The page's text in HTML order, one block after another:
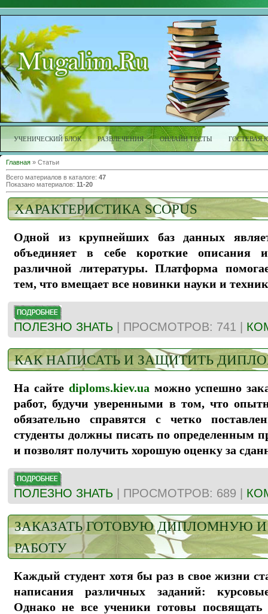
УЧЕНИЧЕСКИЙ БЛОК РАЗВЛЕЧЕНИЯ ОНЛАЙН ТЕСТЫ ГОСТЕВАЯ
Главная » Статьи
Всего материалов в каталоге: 47
Показано материалов: 11-20
ХАРАКТЕРИСТИКА SCOPUS
Одной из крупнейших баз данных
объединяет в себе короткие описания
различной литературы. Платформа
тем, что вмещает все новинки науки и
ПОЛЕЗНО ЗНАТЬ | ПРОСМОТРОВ: 741 |
КАК НАПИСАТЬ И ЗАЩИТИТЬ
На сайтеdiploms.kiev.ua можно успешно
работ, будучи уверенными в том, что
обязательно справятся с четко
студенты должны писать по определенным
и позволят получить хорошую оценку за
ПОЛЕЗНО ЗНАТЬ | ПРОСМОТРОВ: 689 |
ЗАКАЗАТЬ ГОТОВУЮ ДИПЛОМНУЮ
РАБОТУ
Каждый студент хотя бы раз в свое жизни
написания различных заданий:
Однако не все ученики готовы